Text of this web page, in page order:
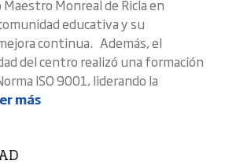
Monreal de Ricla en
educativa y su
continua. Además, el
del centro realizó una formación
ISO 9001, liderando la
más